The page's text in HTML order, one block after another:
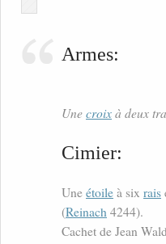
Armes:
Unecroixà deux
Cimier:
Une étoile à six rais
(Reinach 4244).
Cachet de Jean